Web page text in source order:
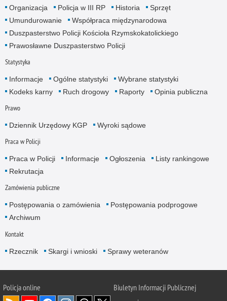
Organizacja
Policja w III RP Historia
Sprzęt
Umundurowanie
Współpraca międzynarodowa
Duszpasterstwo Policji Kościoła Rzymskokatolickiego
Prawosławne Duszpasterstwo Policji
Statystyka
Informacje Ogólne statystyki
Wybrane statystyki
Kodeks karny
Ruch drogowy Raporty Opinia publiczna
Prawo
Dziennik Urzędowy KGP Wyroki sądowe
Praca w Policji
Praca w Policji Informacje Ogłoszenia
Listy rankingowe
Rekrutacja
Zamówienia publiczne
Postępowania o zamówienia
Postępowania podprogowe
Archiwum
Kontakt
Rzecznik Skargi i wnioski Sprawy weteranów
Policjaonline
Biuletyn Informacji Publicznej